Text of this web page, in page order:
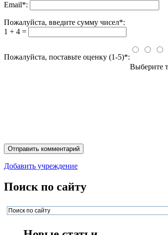
Email*:
Пожалуйста, введите сумму чисел*:
1 + 4 =
Пожалуйста, поставьте оценку (1-5)*:
Выберите
Добавить учреждение
Поиск по сайту